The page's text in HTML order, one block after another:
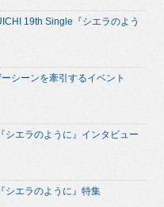
19th Single『シエラのよう
シーンを牽引するイベント
シエラのように』インタビュー
シエラのように』特集